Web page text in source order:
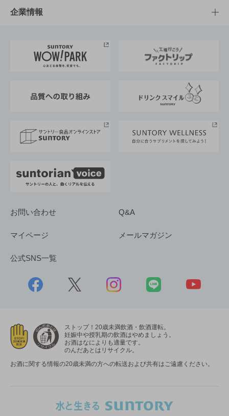
栄養成分一覧
工場見学
地域情報
サントリーホール
サントリーサンバーズ大阪
サステナビリティTOP
サントリーが考えるサステナビリティ経営
企業情報
企業概要
採用情報
お問い合わせ Q&A
マイページ メールマガジン
公式SNS一覧
ストップ！20歳未満飲酒・飲酒運転。
妊娠中や授乳期の飲酒はやめましょう。
お酒はなによりも適量です。
のんだあとはリサイクル。
お酒に関する情報の20歳未満の方への転送および共有はご遠慮ください。